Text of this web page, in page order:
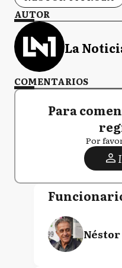
AUTOR
La
COMENTARIOS
Para
Por